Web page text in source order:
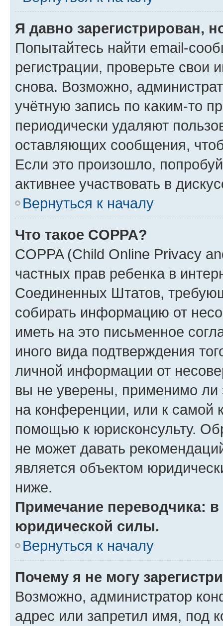
Я давно зарегистрирован,
Попытайтесь найти email-
регистрации, проверьте свои
снова. Возможно,
учётную запись по каким-то
периодически удаляют
оставляющих сообщения,
Если это произошло,
активнее участвовать в
Вернуться к началу
Что такое COPPA?
COPPA (Child Online Privacy
частных прав ребенка в
Соединенных Штатов,
собирать информацию от
иметь на это письменное
иного вида подтверждения
личной информации от
вы не уверены, применимо ли
на конференции, или к самой
помощью к юрисконсульту.
не может давать
является объектом
ниже.
Примечание переводчика:
юридической силы.
Вернуться к началу
Почему я не могу
Возможно, администратор
адрес или запретил имя, под